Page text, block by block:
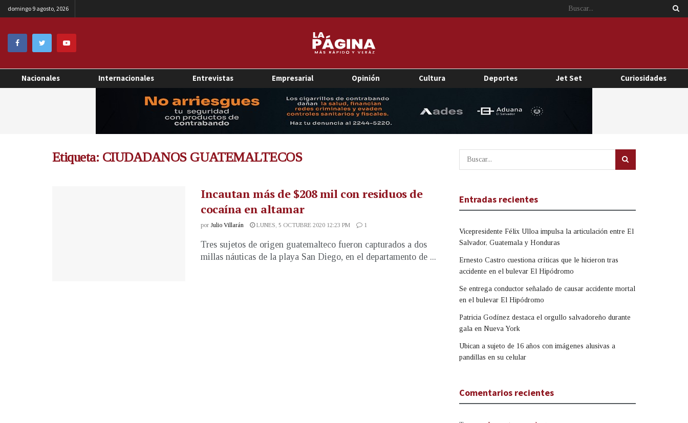
domingo 9 agosto, 2026
Nacionales Internacionales Entrevistas Empresarial Opinión Cultura Deportes Jet Set Curiosidades
Etiqueta: CIUDADANOS GUATEMALTECOS
Incautan más de $208 mil con residuos de
cocaína en altamar
por Julio Villarán LUNES, 5 OCTUBRE 2020 12:23 PM 1
Tres sujetos de origen guatemalteco fueron capturados a dos
millas náuticas de la playa San Diego, en el departamento de ...
Entradas recientes
Vicepresidente Félix Ulloa impulsa la articulación entre El
Salvador, Guatemala y Honduras
Ernesto Castro cuestiona críticas que le hicieron tras
accidente en el bulevar El Hipódromo
Se entrega conductor señalado de causar accidente mortal
en el bulevar El Hipódromo
Patricia Godínez destaca el orgullo salvadoreño durante
gala en Nueva York
Ubican a sujeto de 16 años con imágenes alusivas a
pandillas en su celular
Comentarios recientes